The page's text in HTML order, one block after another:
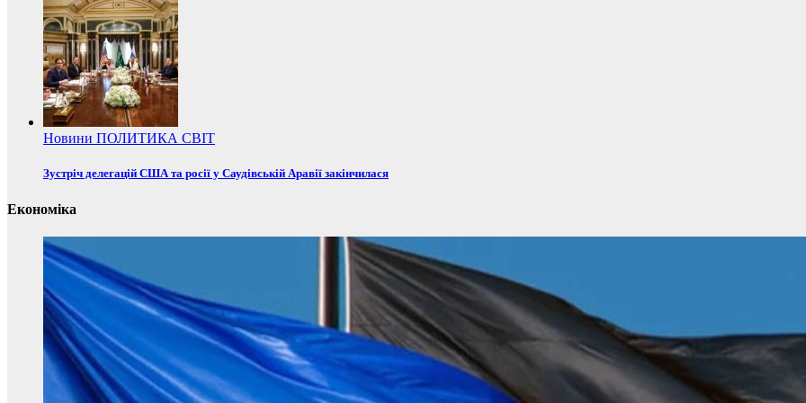
Новини ПОЛИТИКА СВІТ
Зустріч делегацій США та росії у Саудівській Аравії закінчилася
Економіка